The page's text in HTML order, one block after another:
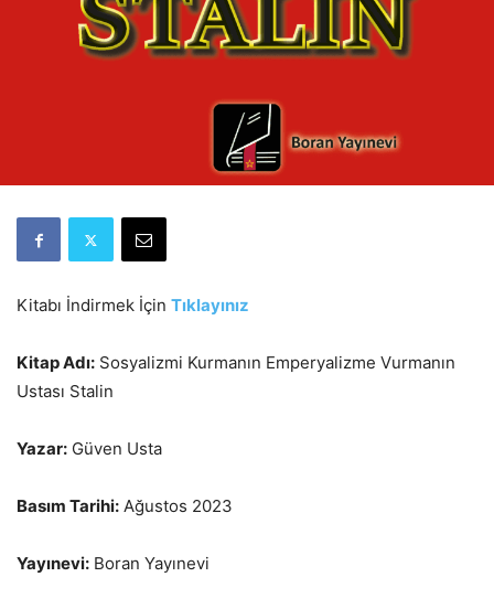
Kitabı İndirmek İçin Tıklayınız
Kitap Adı: Sosyalizmi Kurmanın Emperyalizme Vurmanın
Ustası Stalin
Yazar: Güven Usta
Basım Tarihi: Ağustos 2023
Yayınevi: Boran Yayınevi